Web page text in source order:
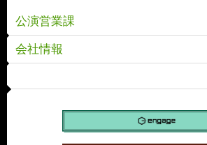
公演営業課
会社情報